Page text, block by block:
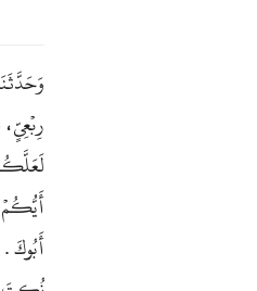
أَيُّكُمْ
أَبُوكَ